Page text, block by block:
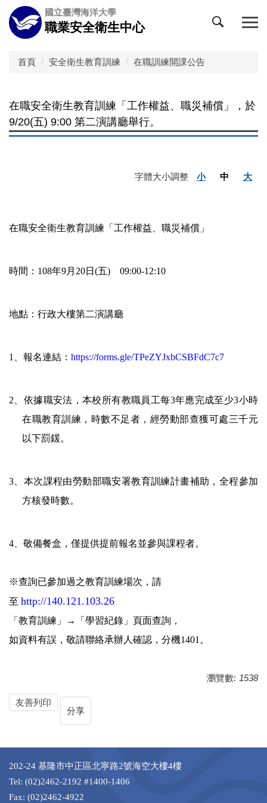
跳
到
主
國立臺灣海洋大學
職業安全衛生中心
首頁 安全衛生教育訓練 在職訓練開課公告
在職安全衛生教育訓練「工作權益、職災補償」，於
9/20(五) 9:00 第二演講廳舉行。
字體大小調整 小 中 大
在職安全衛生教育訓練「工作權益、職災補償」
時間：108年9月20日(五) 09:00-12:10
地點：行政大樓第二演講廳
1 、報名連結： https://forms.gle/TPeZYJxbCSBFdC7c7
2、依據職安法，本校所有教職員工每3年應完成至少3小時
在職教育訓練，時數不足者，經勞動部查獲可處三千元
以下罰鍰。
3、本次課程由勞動部職安署教育訓練計畫補助，全程參加
方核發時數。
4、敬備餐盒，僅提供提前報名並參與課程者。
※查詢已參加過之教育訓練場次，請
至 http://140.121.103.26
「教育訓練」→「學習紀錄」頁面查詢，
如資料有誤，敬請聯絡承辦人確認，分機1401。
瀏覽數: 1538
友善列印
分享
202-24 基隆市中正區北寧路2號海空大樓4樓
Tel: (02)2462-2192 #1400-1406
Fax: (02)2462-4922